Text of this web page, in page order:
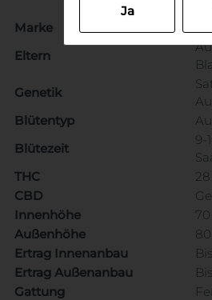
Marke
Eltern
Genetik
Blütentyp
Blütezeit
9-
THC
28
CBD
Innenhöhe
Außenhöhe
Ertrag Innenanbau
Ertrag Außenanbau
Gattung
Ja